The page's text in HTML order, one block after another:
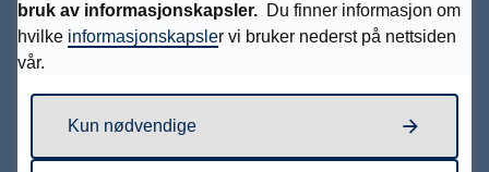
Grimstad kommune
Postboks 123
4891 Grimstad
Kontakt oss
bruk av informasjonskapsler. Du finner informasjon om
hvilke informasjonskapsler vi bruker nederst på nettsiden
vår.
Kun nødvendige